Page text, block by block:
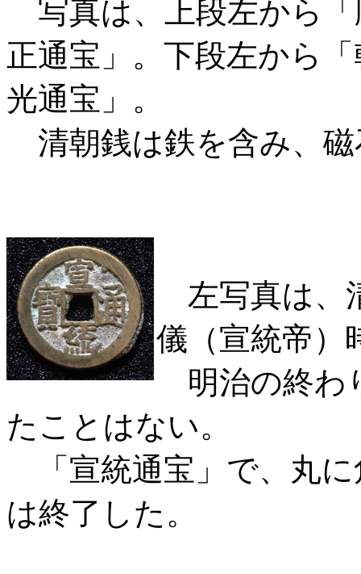
写真は、上段左から「
正通宝」。下段左から
光通宝」。
清朝銭は鉄を含み、
左写真は、
儀（宣統帝）
明治の終わ
たことはない。
「宣統通宝」で、丸に
は終了した。